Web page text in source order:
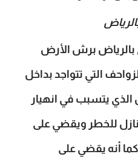
بالرياض برش الأرض
التي تتواجد بداخل
الذي يتسبب في انهيار
للخطر ويقضي على
أنه يقضي على